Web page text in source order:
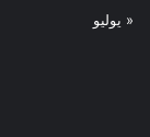
« يوليو